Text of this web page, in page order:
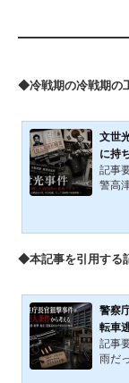
◆冷戦期の冷戦期の
文世
に持
記事
警高
危機
復節
開資
る。
◆本記事を引用する
警察
転車
記事
雨だ